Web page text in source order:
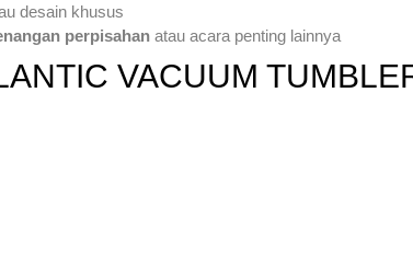
desain khusus
perpisahan atau acara penting lainnya
VACUUM